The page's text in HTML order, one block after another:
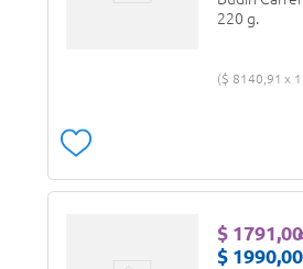
220 g.
$ 8140 91 1
$ 1791,00
$ 1990,00